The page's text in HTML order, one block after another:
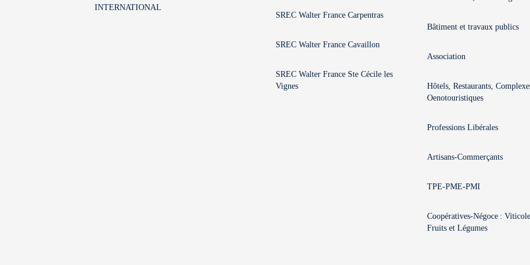
INTERNATIONAL
SREC Walter France Carpentras
SREC Walter France Cavaillon
SREC Walter France Ste Cécile les
Vignes
Bâtiment et travaux publics
Association
Hôtels, Restaurants,
Oenotouristiques
Professions Libérales
Artisans-Commerçants
TPE-PME-PMI
Coopératives-Négoce :
Fruits et Légumes